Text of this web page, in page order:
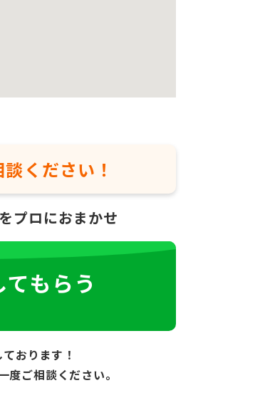
談ください！
プロにおまかせ
もらう
おります！
度ご相談ください。